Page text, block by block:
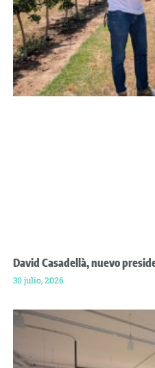
David Casadellà, nuevo
30 julio, 2026